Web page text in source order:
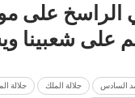
على
على شعبينا
السادس جلالة الملك جلالة